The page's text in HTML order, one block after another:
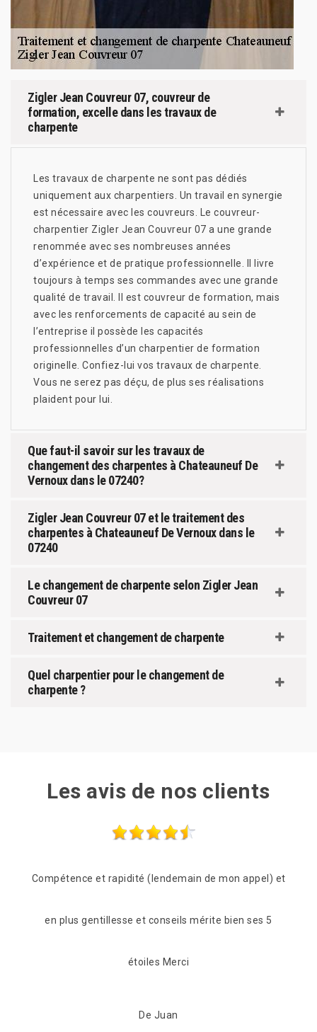
Zigler Jean Couvreur 07, couvreur de
formation, excelle dans les travaux de
charpente
Les travaux de charpente ne sont pas dédiés
uniquement aux charpentiers. Un travail en synergie
est nécessaire avec les couvreurs. Le couvreur-
charpentier Zigler Jean Couvreur 07 a une grande
renommée avec ses nombreuses années
d’expérience et de pratique professionnelle. Il livre
toujours à temps ses commandes avec une grande
qualité de travail. Il est couvreur de formation, mais
avec les renforcements de capacité au sein de
l’entreprise il possède les capacités
professionnelles d’un charpentier de formation
originelle. Confiez-lui vos travaux de charpente.
Vous ne serez pas déçu, de plus ses réalisations
plaident pour lui.
Que faut-il savoir sur les travaux de
changement des charpentes à Chateauneuf De
Vernoux dans le 07240?
Zigler Jean Couvreur 07 et le traitement des
charpentes à Chateauneuf De Vernoux dans le
07240
Le changement de charpente selon Zigler Jean
Couvreur 07
Traitement et changement de charpente
Quel charpentier pour le changement de
charpente ?
Les avis de nos clients
Je recommande au top!!